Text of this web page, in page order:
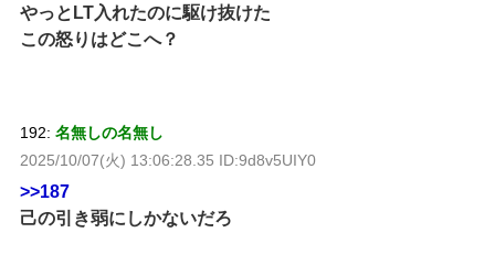
やっとLT入れたのに駆け抜けた
この怒りはどこへ？
192: 名無しの名無し
2025/10/07(火) 13:06:28.35 ID:9d8v5UIY0
>>187
己の引き弱にしかないだろ